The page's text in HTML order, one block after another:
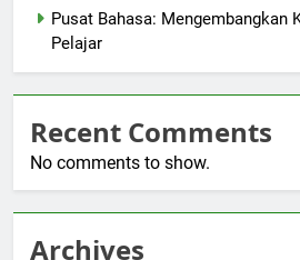
Pusat Bahasa: Mengembangkan
Pelajar
Recent Comments
No comments to show.
Archives